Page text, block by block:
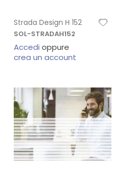
Strada Design H 152
SOL-STRADAH152
Accedi oppure
crea un account